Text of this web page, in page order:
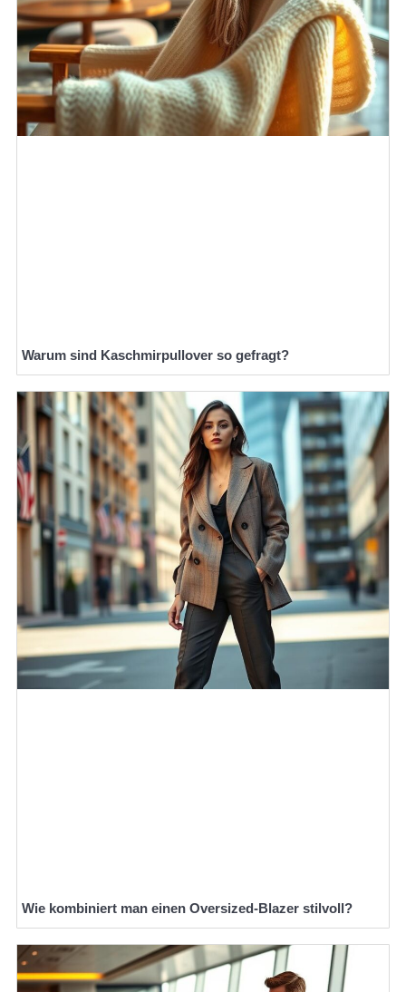
Warum sind Kaschmirpullover so gefragt?
Wie kombiniert man einen Oversized-Blazer stilvoll?